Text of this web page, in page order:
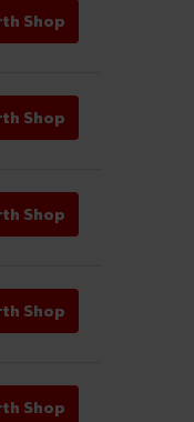
Shop
Shop
Shop
Shop
Shop